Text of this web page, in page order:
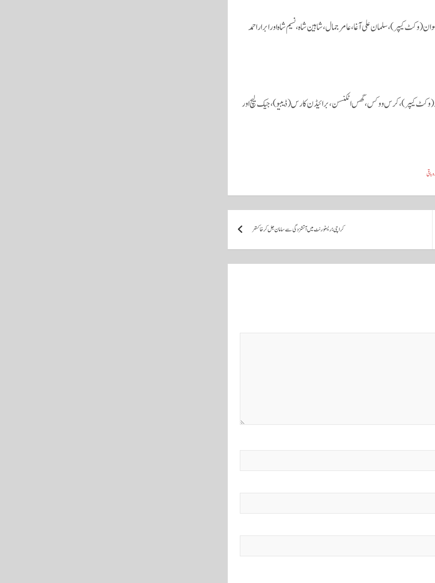
کیپر)، سلمان علی آغا، عامر جمال، شاہین شاہ، نسیم شاہ اور ابرار احمد
کیپر)، کرس ووکس، گس اٹکنسن، برائیڈن کارس (ڈیبیو)، جیک لیچ اور
کراچی؛ ریسٹورنٹ میں آتشزدگی سے سامان جل کر خاکستر